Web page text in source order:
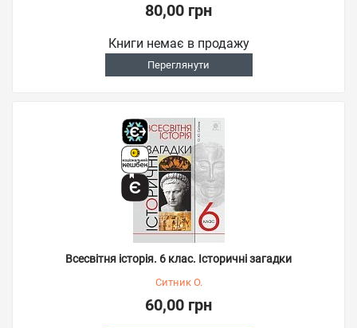
80,00 грн
Книги немає в продажу
Переглянути
Всесвітня історія. 6 клас. Історичні загадки
Ситник О.
60,00 грн